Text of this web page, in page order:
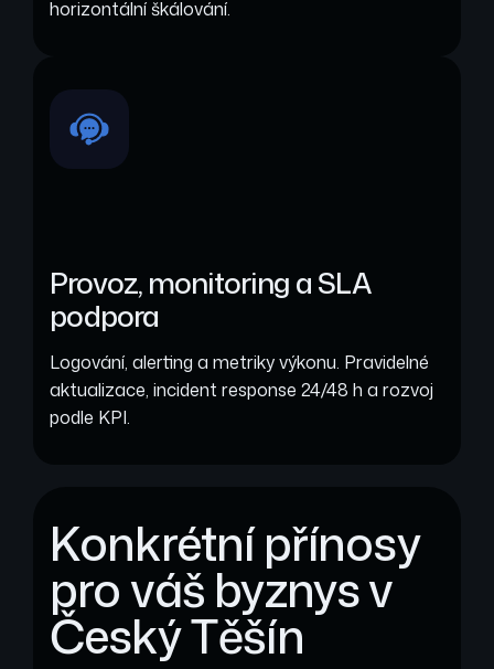
horizontální škálování.
Provoz, monitoring a SLA
podpora
Logování, alerting a metriky výkonu. Pravidelné
aktualizace, incident response 24/48 h a rozvoj
podle KPI.
Konkrétní přínosy
pro váš byznys v
Český Těšín